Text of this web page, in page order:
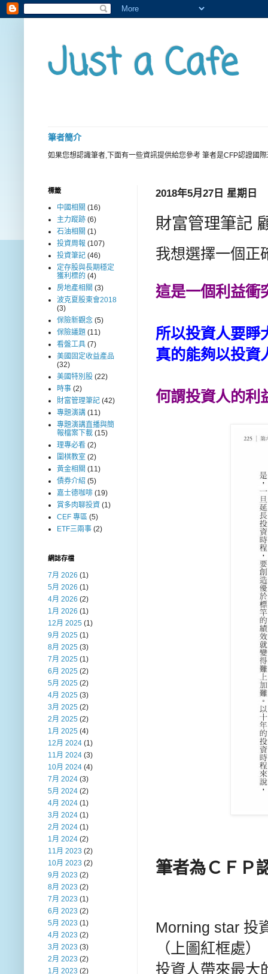
Just a Cafe
筆者簡介
如果您想認識筆者,下面有一些資訊提供給您參考 筆者是CFP認證國
2018年5月27日 星期日
財富管理筆記
我想選擇一個正
這是一個利益衝
所以投資人要睜
真的能夠以投資
何謂投資人的利
筆者為ＣＦＰ
Morning star 投
（上圖紅框處
投資人帶來最大
標籤
中國相關 (16)
主力蹤跡 (6)
石油相關 (1)
投資周報 (107)
投資筆記 (46)
定存股與長期穩定
獲利標的 (4)
房地產相關 (3)
波克夏股東會2018
(3)
保險新觀念 (5)
保險議題 (11)
看盤工具 (7)
美國固定收益產品
(32)
美國特別股 (22)
時事 (2)
財富管理筆記 (42)
專題演講 (11)
專題演講直播與簡
報檔案下載 (15)
理專必看 (2)
圍棋教室 (2)
黃金相關 (11)
債券介紹 (5)
嘉士德咖啡 (19)
賞多肉聊投資 (1)
CEF 專區 (5)
ETF三兩事 (2)
網誌存檔
7月 2026 (1)
5月 2026 (1)
4月 2026 (2)
1月 2026 (1)
12月 2025 (1)
9月 2025 (1)
8月 2025 (3)
7月 2025 (1)
6月 2025 (2)
5月 2025 (2)
4月 2025 (3)
3月 2025 (2)
2月 2025 (2)
1月 2025 (4)
12月 2024 (1)
11月 2024 (3)
10月 2024 (4)
7月 2024 (3)
5月 2024 (2)
4月 2024 (1)
3月 2024 (1)
2月 2024 (1)
1月 2024 (2)
11月 2023 (2)
10月 2023 (2)
9月 2023 (2)
8月 2023 (2)
7月 2023 (1)
6月 2023 (2)
5月 2023 (1)
4月 2023 (2)
3月 2023 (3)
2月 2023 (2)
1月 2023 (2)